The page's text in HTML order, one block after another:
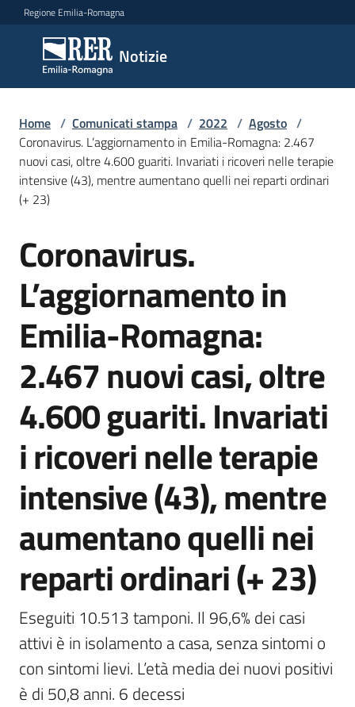
Vai al contenuto
Vai alla navigazione
Vai al footer
Regione Emilia-Romagna
Notizie
Notizie
Comunicati
stampa
Menu selezionato
Cerca
un
Risorse
Agenzia
di
informazione
e
comunicazione
Seguici
su
Home / Comunicati stampa / 2022 / Agosto /
Coronavirus. L’aggiornamento in Emilia-Romagna: 2.467
nuovi casi, oltre 4.600 guariti. Invariati i ricoveri nelle terapie
intensive (43), mentre aumentano quelli nei reparti ordinari
(+ 23)
Salta al contenuto
Coronavirus.
L’aggiornamento in
Emilia-Romagna:
2.467 nuovi casi, oltre
4.600 guariti. Invariati
i ricoveri nelle terapie
intensive (43), mentre
aumentano quelli nei
reparti ordinari (+ 23)
Eseguiti 10.513 tamponi. Il 96,6% dei casi
attivi è in isolamento a casa, senza sintomi o
con sintomi lievi. L’età media dei nuovi positivi
è di 50,8 anni. 6 decessi